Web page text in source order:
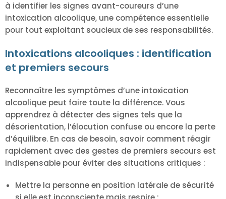
à identifier les signes avant-coureurs d’une
intoxication alcoolique, une compétence essentielle
pour tout exploitant soucieux de ses responsabilités.
Intoxications alcooliques : identification
et premiers secours
Reconnaître les symptômes d’une intoxication
alcoolique peut faire toute la différence. Vous
apprendrez à détecter des signes tels que la
désorientation, l’élocution confuse ou encore la perte
d’équilibre. En cas de besoin, savoir comment réagir
rapidement avec des gestes de premiers secours est
indispensable pour éviter des situations critiques :
Mettre la personne en position latérale de sécurité